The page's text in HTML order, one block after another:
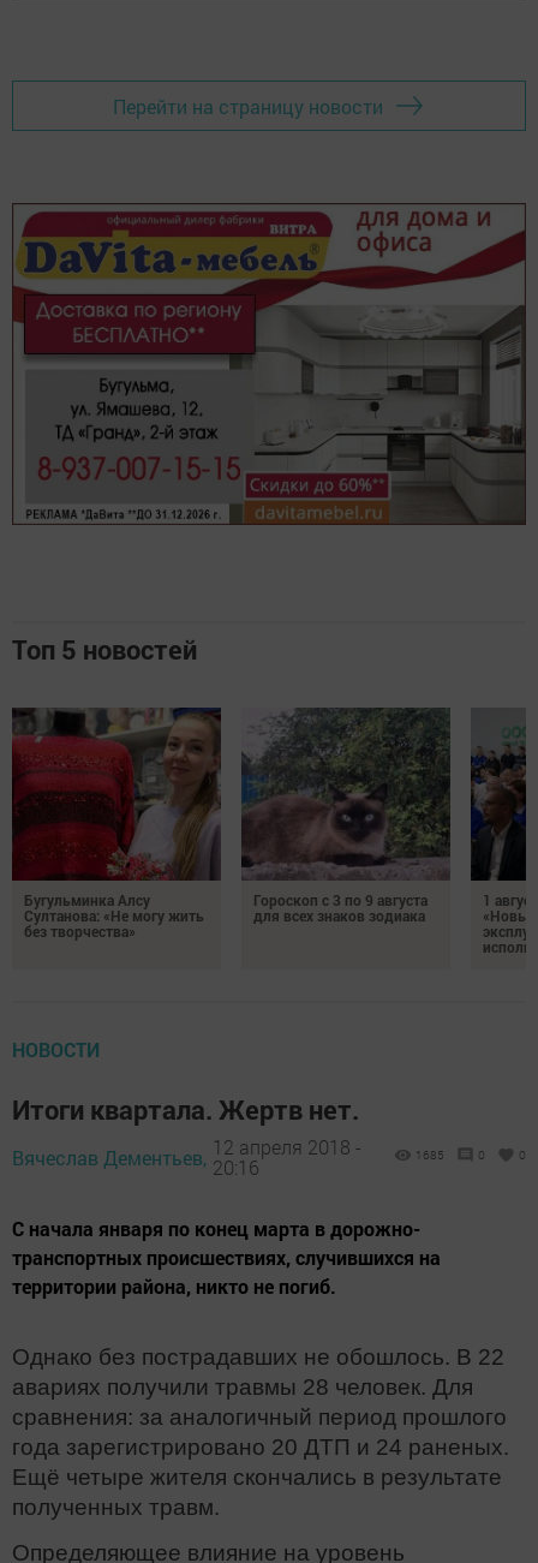
Перейти на страницу новости
Топ 5 новостей
Бугульминка Алсу
Султанова: «Не могу жить
без творчества»
Гороскоп с 3 по 9 августа
для всех знаков зодиака
1
«Новые
НОВОСТИ
Итоги квартала. Жертв нет.
Вячеслав Дементьев, 12 апреля 2018 -
20:16
1685 0 0
С начала января по конец марта в дорожно-
транспортных происшествиях, случившихся на
территории района, никто не погиб.
Однако без пострадавших не обошлось. В 22
авариях получили травмы 28 человек. Для
сравнения: за аналогичный период прошлого
года зарегистрировано 20 ДТП и 24 раненых.
Ещё четыре жителя скончались в результате
полученных травм.
Определяющее влияние на уровень